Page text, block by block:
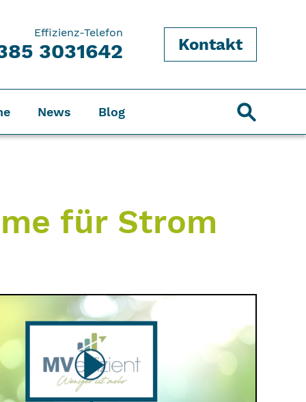
Effizienz-Telefon
3031642 Kontakt
News Blog
für Strom